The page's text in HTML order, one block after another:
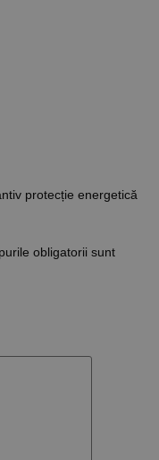
protecție energetică
obligatorii sunt